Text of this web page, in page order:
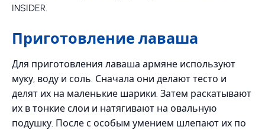
INSIDER.
Приготовление лаваша
Для приготовления лаваша армяне используют
муку, воду и соль. Сначала они делают тесто и
делят их на маленькие шарики. Затем раскатывают
их в тонкие слои и натягивают на овальную
подушку. После с особым умением шлепают их по